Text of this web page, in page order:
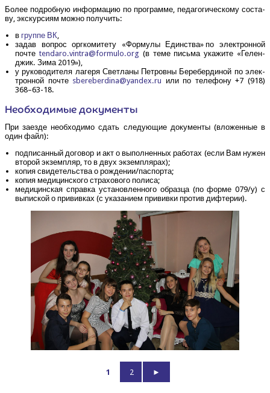
Более подроб­ную инфор­ма­цию по про­грам­ме, педа­го­ги­че­ско­му соста­
ву, экс­кур­си­ям мож­но получить:
в груп­пе ВК,
задав вопрос орг­ко­ми­те­ту «Фор­му­лы Един­ства» по элек­трон­ной
почтеtendaro.​vintra@​formulo.​org (в теме пись­ма ука­жи­те «Гелен­
джик. Зима 2019»),
у руко­во­ди­те­ля лаге­ря Свет­ла­ны Пет­ров­ны Бере­бер­ди­ной по элек­
трон­ной почте sbereberdina@​yandex.​ru или по теле­фо­ну +7 (918)
368–63-18.
Необ­хо­ди­мые документы
При заез­де необ­хо­ди­мо сдать сле­ду­ю­щие доку­мен­ты (вло­жен­ные в
один файл):
под­пи­сан­ный дого­вор и акт о выпол­нен­ных рабо­тах (если Вам нужен
вто­рой экзем­пляр, то в двух экземплярах);
копия сви­де­тель­ства о рождении/​паспорта;
копия меди­цин­ско­го стра­хо­во­го полиса;
меди­цин­ская справ­ка уста­нов­лен­но­го образ­ца (по фор­ме 079/​у) с
выпис­кой о при­вив­ках (с ука­за­ни­ем при­вив­ки про­тив дифтерии).
1 2 ►